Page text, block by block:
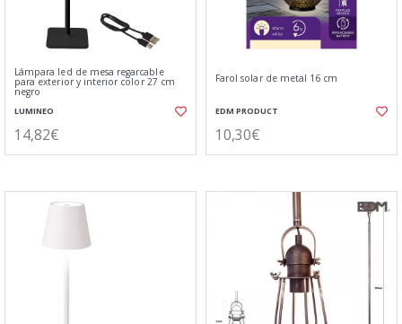
Lámpara led de mesa regarcable
para exterior y interior color 27 cm
negro
LUMINEO
14,82€
Farol solar de metal 16 cm
EDM PRODUCT
10,30€